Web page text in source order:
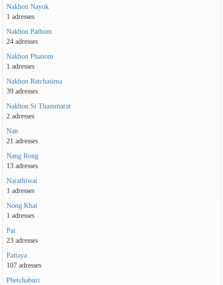
Nakhon Nayok
1 adresses
Nakhon Pathom
24 adresses
Nakhon Phanom
1 adresses
Nakhon Ratchasima
39 adresses
Nakhon Si Thammarat
2 adresses
Nan
21 adresses
Nang Rong
13 adresses
Narathiwat
1 adresses
Nong Khai
1 adresses
Pai
23 adresses
Pattaya
107 adresses
Phetchaburi